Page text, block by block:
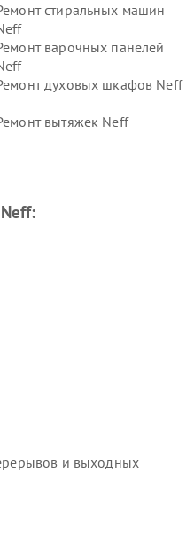
стиральных машин
варочных панелей
духовых шкафов Neff
вытяжек Neff
и выходных